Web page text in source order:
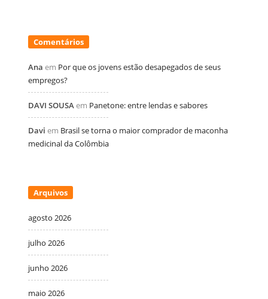
Comentários
Ana em Por que os jovens estão desapegados de seus
empregos?
DAVI SOUSAem Panetone: entre lendas e sabores
Davi em Brasil se torna o maior comprador de maconha
medicinal da Colômbia
Arquivos
agosto 2026
julho 2026
junho 2026
maio 2026